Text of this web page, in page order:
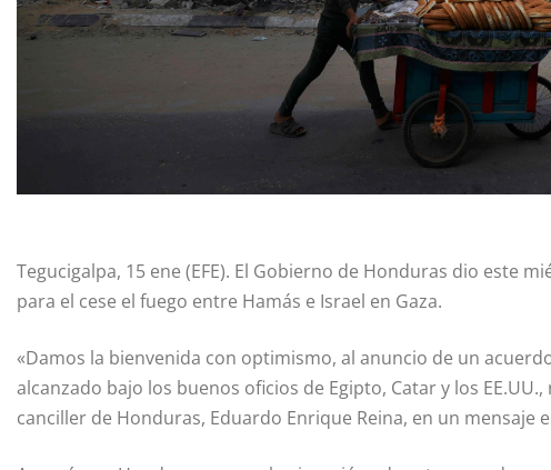
Tegucigalpa, 15 ene (EFE). El Gobierno de Honduras dio este
para el cese el fuego entre Hamás e Israel en Gaza.
«Damos la bienvenida con optimismo, al anuncio de un
alcanzado bajo los buenos oficios de Egipto, Catar y los
canciller de Honduras, Eduardo Enrique Reina, en un mensaje